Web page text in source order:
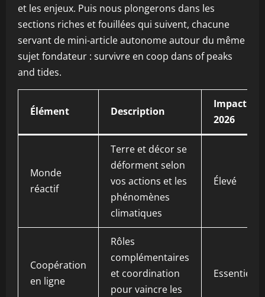
et les enjeux. Puis nous plongerons dans les
sections riches et fouillées qui suivent, chacune
servant de mini-article autonome autour du même
sujet fondateur : survivre en coop dans of peaks
and tides.
Élément Description
Impact
2026
Monde
réactif
Terre et décor se
déforment selon
vos actions et les
phénomènes
climatiques
Élevé
Coopération
en ligne
Rôles
complémentaires
et coordination
pour vaincre les
Essentiel